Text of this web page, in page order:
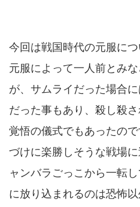
今回は戦国時代の元服につ
元服によって一人前とみ
が、サムライだった場合
だった事もあり、殺し殺
覚悟の儀式でもあったの
づけに楽勝しそうな戦場
ャンバラごっこから一転
に放り込まれるのは恐怖